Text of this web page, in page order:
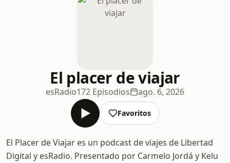
El placer de viajar
esRadio172 Episodios ago. 6, 2026
Favoritos
El Placer de Viajar es un podcast de viajes de Libertad
Digital y esRadio. Presentado por Carmelo Jordá y Kelu